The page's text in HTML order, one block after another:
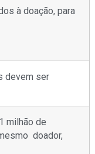
à doação, para
devem ser
milhão de
doador,